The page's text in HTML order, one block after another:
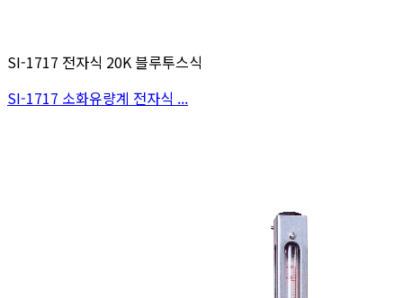
SI-1717 전자식 20K 블루투스식
SI-1717 소화유량계 전자식 ...